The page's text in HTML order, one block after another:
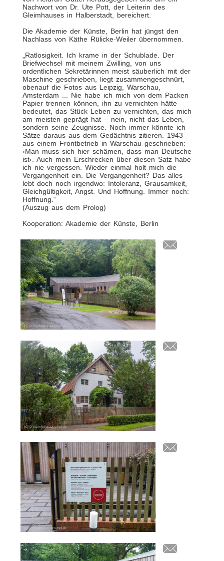
Nachwort von Dr. Ute Pott, der Leiterin des
Gleimhauses in Halberstadt, bereichert.
Die Akademie der Künste, Berlin hat jüngst den
Nachlass von Käthe Rülicke-Weiler übernommen.
„Ratlosigkeit. Ich krame in der Schublade. Der
Briefwechsel mit meinem Zwilling, von uns
ordentlichen Sekretärinnen meist säuberlich mit der
Maschine geschrieben, liegt zusammengeschnürt,
obenauf die Fotos aus Leipzig, Warschau,
Amsterdam ... Nie habe ich mich von dem Packen
Papier trennen können, ihn zu vernichten hätte
bedeutet, das Stück Leben zu vernichten, das mich
am meisten geprägt hat – nein, nicht das Leben,
sondern seine Zeugnisse. Noch immer könnte ich
Sätze daraus aus dem Gedächtnis zitieren. 1943
aus einem Frontbetrieb in Warschau geschrieben:
›Man muss sich hier schämen, dass man Deutsche
ist‹. Auch mein Erschrecken über diesen Satz habe
ich nie vergessen. Wieder einmal holt mich die
Vergangenheit ein. Die Vergangenheit? Das alles
lebt doch noch irgendwo: Intoleranz, Grausamkeit,
Gleichgültigkeit, Angst. Und Hoffnung. Immer noch:
Hoffnung.“
(Auszug aus dem Prolog)
Kooperation: Akademie der Künste, Berlin